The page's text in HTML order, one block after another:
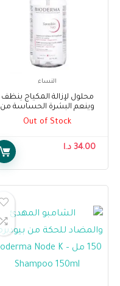
النساء
محلول لإزالة المكياج ينظف
وينعم البشرة الحساسة من
بيوديرما 850 مل – Bioderma
Cleanses & Smoothes
Sensitive Skin 850ml
Out of Stock
34.00 د.ا